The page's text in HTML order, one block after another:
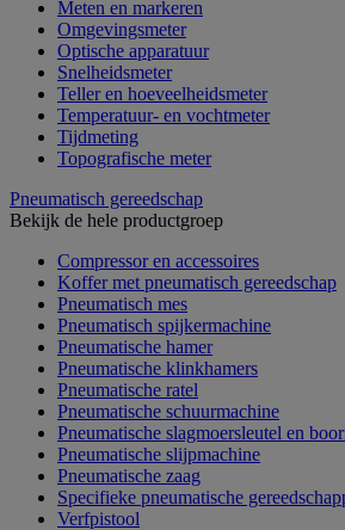
Meten en markeren
Omgevingsmeter
Optische apparatuur
Snelheidsmeter
Teller en hoeveelheidsmeter
Temperatuur- en vochtmeter
Tijdmeting
Topografische meter
Pneumatisch gereedschap
Bekijk de hele productgroep
Compressor en accessoires
Koffer met pneumatisch gereedschap
Pneumatisch mes
Pneumatisch spijkermachine
Pneumatische hamer
Pneumatische klinkhamers
Pneumatische ratel
Pneumatische schuurmachine
Pneumatische slagmoersleutel en
Pneumatische slijpmachine
Pneumatische zaag
Specifieke pneumatische
Verfpistool